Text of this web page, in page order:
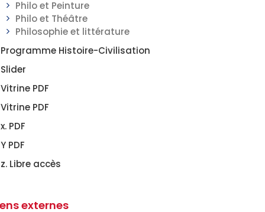
Philo et Peinture
Philo et Théâtre
Philosophie et littérature
Programme Histoire-Civilisation
Slider
Vitrine PDF
Vitrine PDF
x. PDF
Y PDF
z. Libre accès
externes